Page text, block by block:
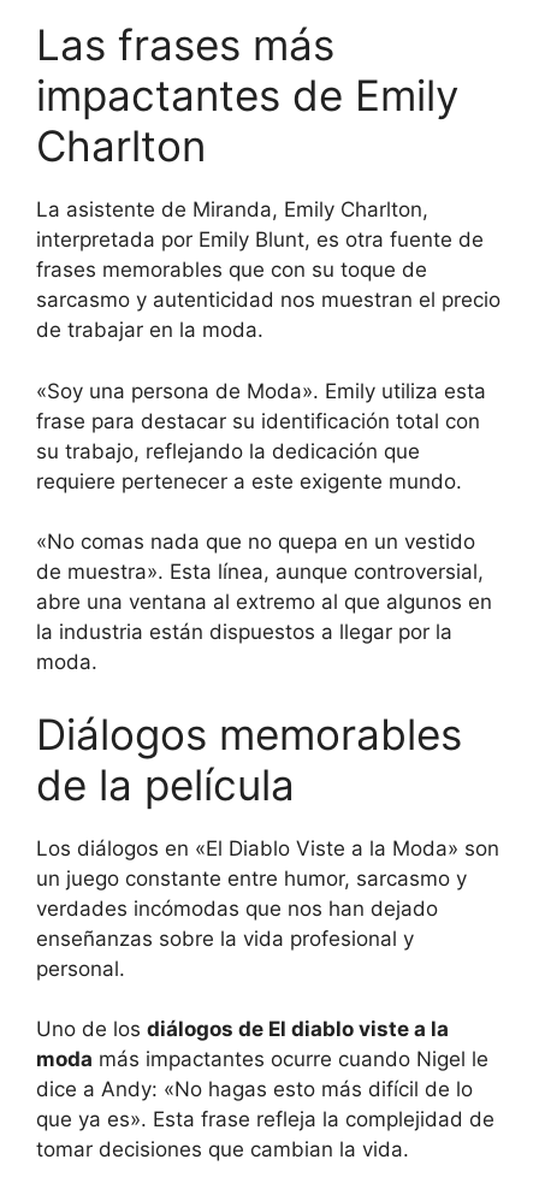
Las frases más
impactantes de Emily
Charlton
La asistente de Miranda, Emily Charlton,
interpretada por Emily Blunt, es otra fuente de
frases memorables que con su toque de
sarcasmo y autenticidad nos muestran el precio
de trabajar en la moda.
«Soy una persona de Moda». Emily utiliza esta
frase para destacar su identificación total con
su trabajo, reflejando la dedicación que
requiere pertenecer a este exigente mundo.
«No comas nada que no quepa en un vestido
de muestra». Esta línea, aunque controversial,
abre una ventana al extremo al que algunos en
la industria están dispuestos a llegar por la
moda.
Diálogos memorables
de la película
Los diálogos en «El Diablo Viste a la Moda» son
un juego constante entre humor, sarcasmo y
verdades incómodas que nos han dejado
enseñanzas sobre la vida profesional y
personal.
Uno de los diálogos de El diablo viste a la
moda más impactantes ocurre cuando Nigel le
dice a Andy: «No hagas esto más difícil de lo
que ya es». Esta frase refleja la complejidad de
tomar decisiones que cambian la vida.